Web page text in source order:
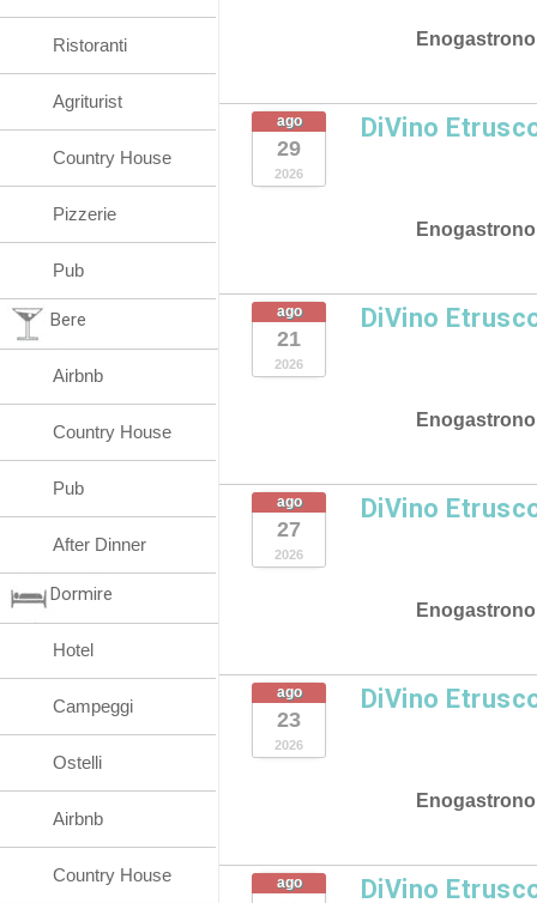
ago
29
2026
DiVino
ago
21
2026
DiVino
ago
27
2026
DiVino
ago
23
2026
DiVino
ago DiVino
Ristoranti
Agriturist
Country House
Pizzerie
Pub
Bere
Airbnb
Country House
Pub
After Dinner
Dormire
Hotel
Campeggi
Ostelli
Airbnb
Country House